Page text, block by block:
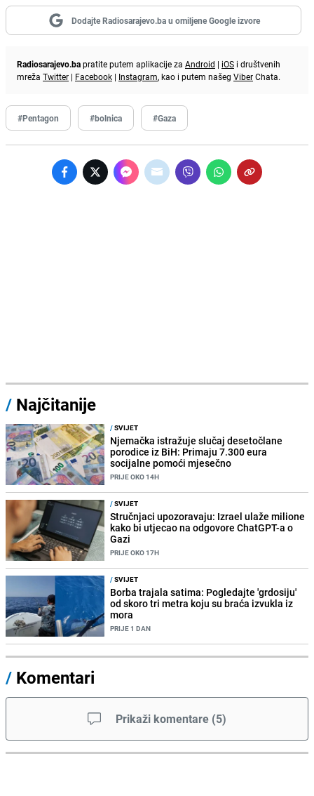
Dodajte Radiosarajevo.ba u omiljene Google izvore
Radiosarajevo.bapratite putem aplikacije za Android | iOS i društvenih
mreža Twitter | Facebook | Instagram, kao i putem našeg ViberChata.
#Pentagon #bolnica #Gaza
/ Najčitanije
/SVIJET
Njemačka istražuje slučaj desetočlane
porodice iz BiH: Primaju 7.300 eura
socijalne pomoći mjesečno
PRIJE OKO 14H
/SVIJET
Stručnjaci upozoravaju: Izrael ulaže milione
kako bi utjecao na odgovore ChatGPT-a o
Gazi
PRIJE OKO 17H
/SVIJET
Borba trajala satima: Pogledajte 'grdosiju'
od skoro tri metra koju su braća izvukla iz
mora
PRIJE 1 DAN
/ Komentari
Prikaži komentare (5)